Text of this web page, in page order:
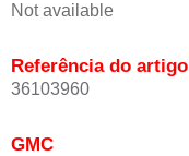
Not available
Referência do artigo
36103960
GMC